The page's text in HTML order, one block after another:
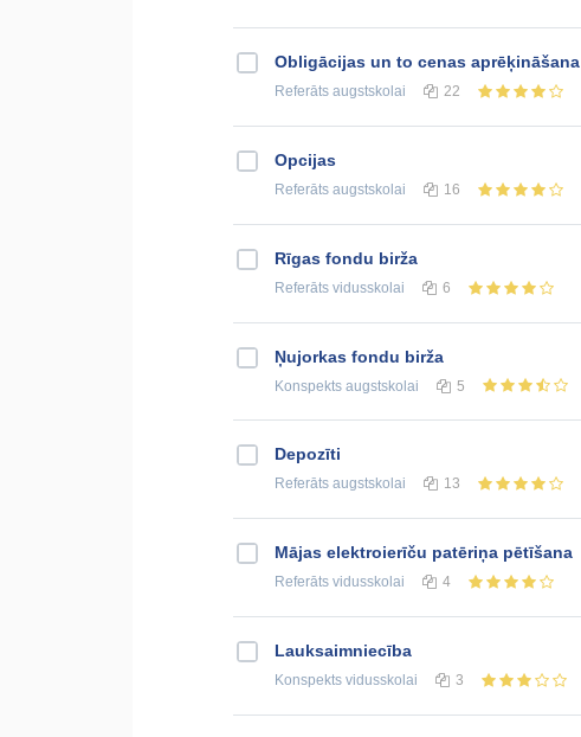
Obligācijas un to cenas aprēķināšana
Referāts augstskolai 22
Opcijas
Referāts augstskolai 16
Rīgas fondu birža
Referāts vidusskolai 6
Ņujorkas fondu birža
Konspekts augstskolai 5
Depozīti
Referāts augstskolai 13
Mājas elektroierīču patēriņa pētīšana
Referāts vidusskolai 4
Lauksaimniecība
Konspekts vidusskolai 3